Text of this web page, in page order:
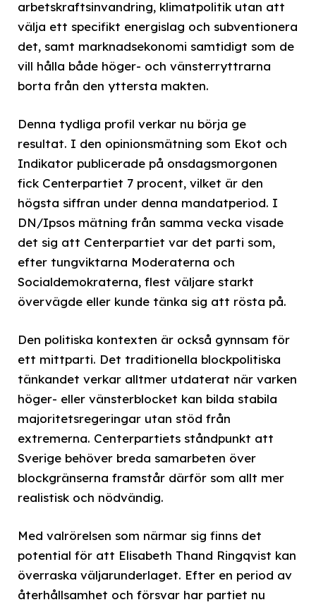
arbetskraftsinvandring, klimatpolitik utan att
välja ett specifikt energislag och subventionera
det, samt marknadsekonomi samtidigt som de
vill hålla både höger- och vänsterryttrarna
borta från den yttersta makten.
Denna tydliga profil verkar nu börja ge
resultat. I den opinionsmätning som Ekot och
Indikator publicerade på onsdagsmorgonen
fick Centerpartiet 7 procent, vilket är den
högsta siffran under denna mandatperiod. I
DN/Ipsos mätning från samma vecka visade
det sig att Centerpartiet var det parti som,
efter tungviktarna Moderaterna och
Socialdemokraterna, flest väljare starkt
övervägde eller kunde tänka sig att rösta på.
Den politiska kontexten är också gynnsam för
ett mittparti. Det traditionella blockpolitiska
tänkandet verkar alltmer utdaterat när varken
höger- eller vänsterblocket kan bilda stabila
majoritetsregeringar utan stöd från
extremerna. Centerpartiets ståndpunkt att
Sverige behöver breda samarbeten över
blockgränserna framstår därför som allt mer
realistisk och nödvändig.
Med valrörelsen som närmar sig finns det
potential för att Elisabeth Thand Ringqvist kan
överraska väljarunderlaget. Efter en period av
återhållsamhet och försvar har partiet nu